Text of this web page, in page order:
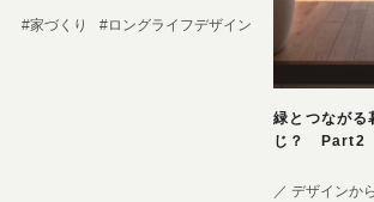
#家づくり #ロングライフデザイン
緑とつながる
じ？ Part2
／ デザインか